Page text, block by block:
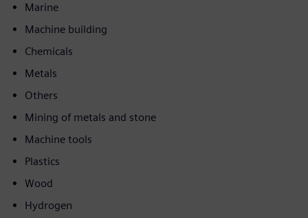
Marine
Machine building
Chemicals
Metals
Others
Mining of metals and stone
Machine tools
Plastics
Wood
Hydrogen